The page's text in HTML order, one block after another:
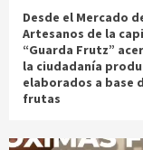
Desde el Mercado
Artesanos de la
“Guarda Frutz”
la ciudadanía
elaborados a base
frutas